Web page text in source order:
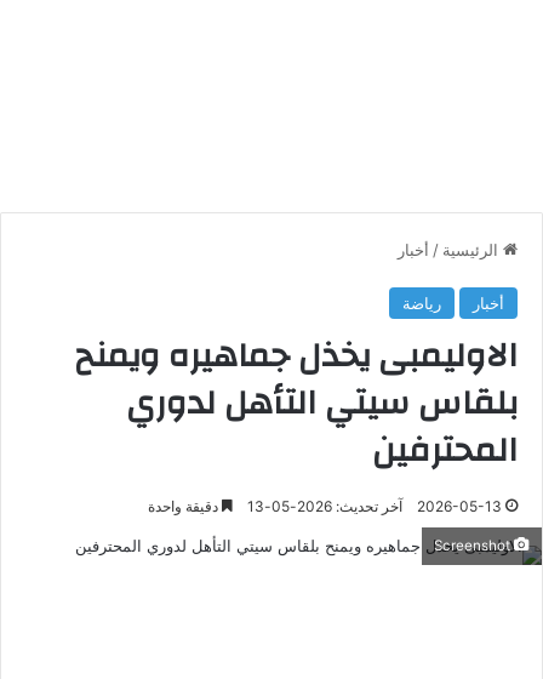
الرئيسية / أخبار
أخبار رياضة
الاوليمبى يخذل جماهيره ويمنح
بلقاس سيتي التأهل لدوري
المحترفين
2026-05-13 آخر تحديث: 2026-05-13 دقيقة واحدة
Screenshot